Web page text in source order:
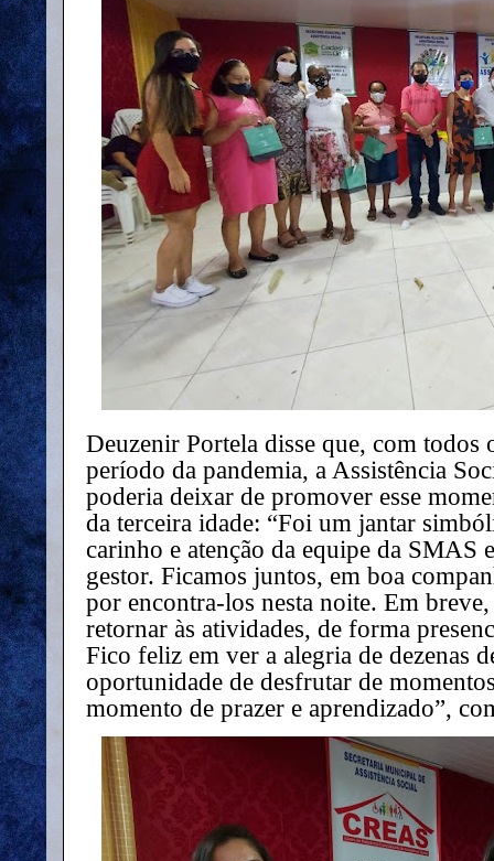
Deuzenir Portela disse que, com todos
período da pandemia, a Assistência
poderia deixar de promover esse
da terceira idade: “Foi um jantar
carinho e atenção da equipe da SMAS
gestor. Ficamos juntos, em boa
por encontra-los nesta noite. Em
retornar às atividades, de forma
Fico feliz em ver a alegria de dezenas
oportunidade de desfrutar de
momento de prazer e aprendizado”,